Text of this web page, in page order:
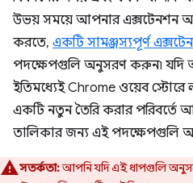
উভয় সময়ে আপনার এক্সটেনশন
করতে, একটি সামঞ্জস্যপূর্ণ
পদক্ষেপগুলি অনুসরণ করুন৷ যদি
ইতিমধ্যেই Chrome ওয়েব
একটি নতুন তৈরি করার পরিবর্তে
তালিকার জন্য এই পদক্ষেপগুলি
সতর্কতা:আপনি যদি এই ধাপগুলি